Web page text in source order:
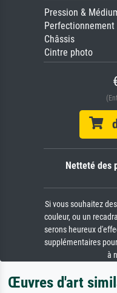
Pression &
Perfectionnement
Châssis
Cintre photo
Netteté des
Si vous souhaitez
couleur, ou un
serons heureux
supplémentaires
à
Œuvres d'art